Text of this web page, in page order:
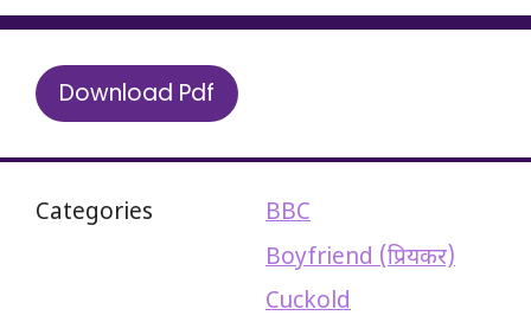
Download Pdf
Categories
BBC
Boyfriend (प्रियकर)
Cuckold